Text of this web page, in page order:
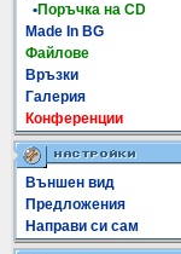
•Поръчка на CD
Made In BG
Файлове
Връзки
Галерия
Конференции
Външен вид
Предложения
Направи си сам